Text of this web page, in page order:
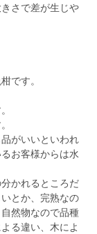
さで差が生じや
です。
がいいといわれ
お客様からは水
かれるところだ
とか、完熟なの
然物なので品種
る違い、木によ